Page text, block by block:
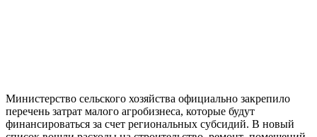
Министерство сельского хозяйства официально закрепило
перечень затрат малого агробизнеса, которые будут
финансироваться за счет региональных субсидий. В новый